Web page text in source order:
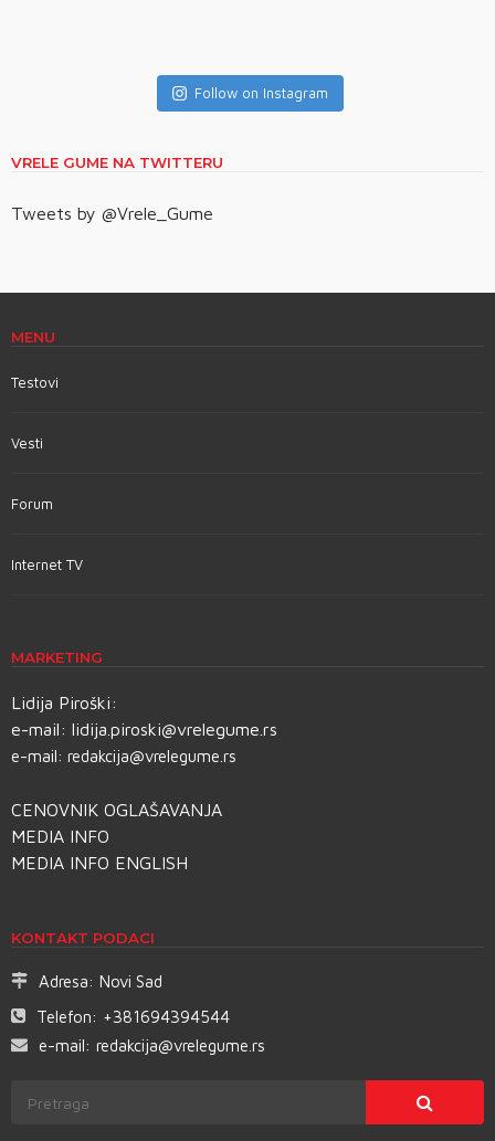
Follow on Instagram
VRELE GUME NA TWITTERU
Tweets by @Vrele_Gume
MENU
Testovi
Vesti
Forum
Internet TV
MARKETING
Lidija Piroški:
e-mail: lidija.piroski@vrelegume.rs
e-mail: redakcija@vrelegume.rs
CENOVNIK OGLAŠAVANJA
MEDIA INFO
MEDIA INFO ENGLISH
KONTAKT PODACI
Adresa: Novi Sad
Telefon: +381694394544
e-mail: redakcija@vrelegume.rs